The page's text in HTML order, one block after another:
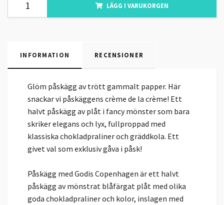
LÄGG I VARUKORGEN
INFORMATION RECENSIONER
Glöm påskägg av trött gammalt papper. Här
snackar vi påskäggens crème de la crème! Ett
halvt påskägg av plåt i fancy mönster som bara
skriker elegans och lyx, fullproppad med
klassiska chokladpraliner och gräddkola. Ett
givet val som exklusiv gåva i påsk!
Påskägg med Godis Copenhagen är ett halvt
påskägg av mönstrat blåfärgat plåt med olika
goda chokladpraliner och kolor, inslagen med